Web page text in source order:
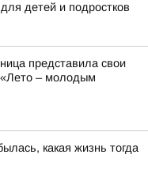
детей и подростков
представила свои
«Лето – молодым
какая жизнь тогда